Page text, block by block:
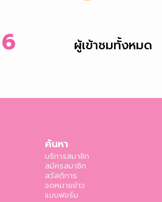
6 ผู้เข้าชมทั้งหมด
ค้นหา
บริการสมาชิก
สมัครสมาชิก
สวัสดิการ
จดหมายข่าว
แบบฟอร์ม